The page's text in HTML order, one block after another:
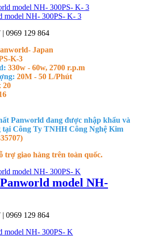
model NH- 300PS- K- 3
0969 129 864
Japan
K-3
330w - 60w, 2700 r.p.m
20M - 50 L/Phút
20
Panworld đang được nhập khẩu và
tại Công Ty TNHH Công Nghệ Kim
trợ giao hàng trên toàn quốc.
model NH-
0969 129 864
model NH- 300PS- K